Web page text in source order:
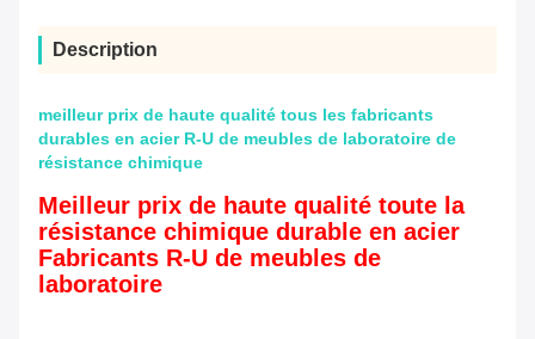
Description
meilleur prix de haute qualité tous les fabricants
durables en acier R-U de meubles de laboratoire de
résistance chimique
Meilleur prix de haute qualité toute la
résistance chimique durable en acier
Fabricants R-U de meubles de
laboratoire